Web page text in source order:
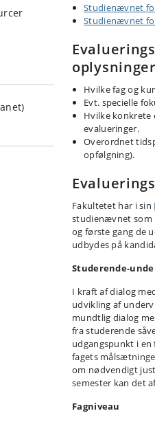
Studienævnet
Studienævnet
Hvilke fag og
Evt. specielle
Hvilke konkrete
evalueringer.
Overordnet
opfølgning).
Fakultetet har i sin
studienævnet som
og første gang de
udbydes på
Studerende-
I kraft af dialog
udvikling af
mundtlig dialog
fra studerende
udgangspunkt i
fagets
om nødvendigt
semester kan det
Fagniveau